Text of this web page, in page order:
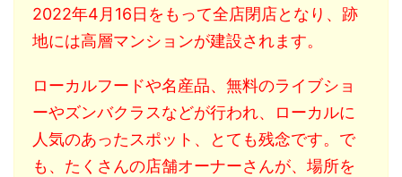
2022年4月16日をもって全店閉店となり、跡
地には高層マンションが建設されます。
ローカルフードや名産品、無料のライブショ
ーやズンバクラスなどが行われ、ローカルに
人気のあったスポット、とても残念です。で
も、たくさんの店舗オーナーさんが、場所を